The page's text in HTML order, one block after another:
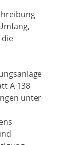
die
A 138
unter